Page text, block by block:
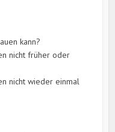
kann?
nicht früher oder
nicht wieder einmal